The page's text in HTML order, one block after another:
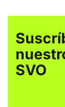
SVO